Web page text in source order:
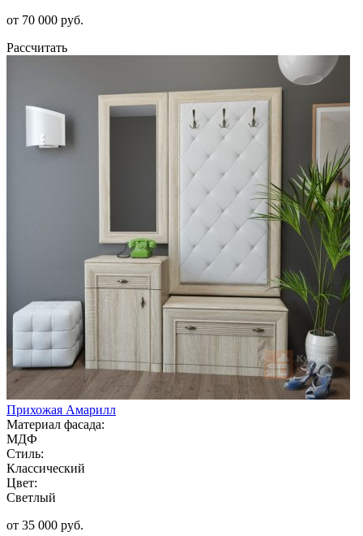
от 70 000 руб.
Рассчитать
Прихожая Амарилл
Материал фасада:
МДФ
Стиль:
Классический
Цвет:
Светлый
от 35 000 руб.